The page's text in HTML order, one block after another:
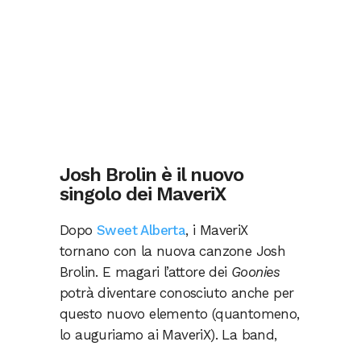
Josh Brolin è il nuovo
singolo dei MaveriX
Dopo Sweet Alberta, i MaveriX
tornano con la nuova canzone Josh
Brolin. E magari l’attore dei Goonies
potrà diventare conosciuto anche per
questo nuovo elemento (quantomeno,
lo auguriamo ai MaveriX). La band,